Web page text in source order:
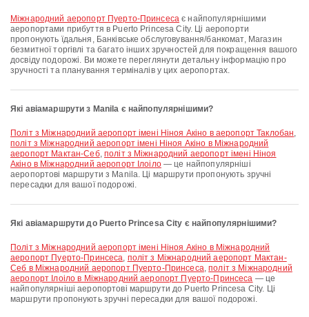
Міжнародний аеропорт Пуерто-Принсеса є найпопулярнішими
аеропортами прибуття в Puerto Princesa City. Ці аеропорти
пропонують їдальня, Банківське обслуговування/банкомат, Магазин
безмитної торгівлі та багато інших зручностей для покращення вашого
досвіду подорожі. Ви можете переглянути детальну інформацію про
зручності та планування терміналів у цих аеропортах.
Які авіамаршрути з Manila є найпопулярнішими?
політ з Міжнародний аеропорт імені Ніноя Акіно в аеропорт Таклобан,
політ з Міжнародний аеропорт імені Ніноя Акіно в Міжнародний
аеропорт Мактан-Себ, політ з Міжнародний аеропорт імені Ніноя
Акіно в Міжнародний аеропорт Ілоіло— це найпопулярніші
аеропортові маршрути з Manila. Ці маршрути пропонують зручні
пересадки для вашої подорожі.
Які авіамаршрути до Puerto Princesa City є найпопулярнішими?
політ з Міжнародний аеропорт імені Ніноя Акіно в Міжнародний
аеропорт Пуерто-Принсеса, політ з Міжнародний аеропорт Мактан-
Себ в Міжнародний аеропорт Пуерто-Принсеса,політ з Міжнародний
аеропорт Ілоіло в Міжнародний аеропорт Пуерто-Принсеса — це
найпопулярніші аеропортові маршрути до Puerto Princesa City. Ці
маршрути пропонують зручні пересадки для вашої подорожі.